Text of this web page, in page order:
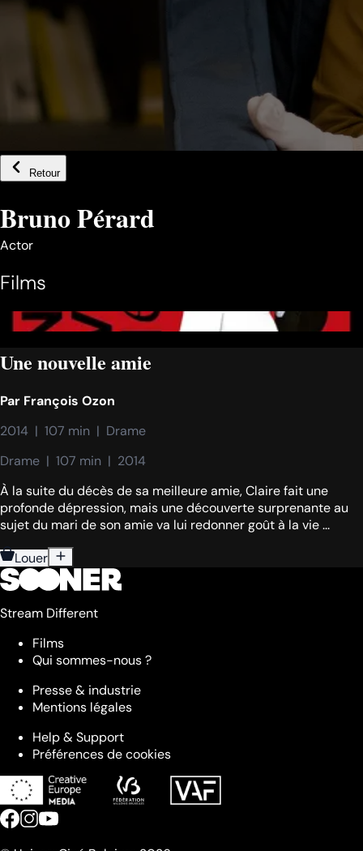
Retour
Bruno Pérard
Actor
Films
Une nouvelle amie
Par François Ozon
2014  |  107 min  |  Drame
Drame  |  107 min  |  2014
À la suite du décès de sa meilleure amie, Claire fait une
profonde dépression, mais une découverte surprenante au
sujet du mari de son amie va lui redonner goût à la vie ...
Louer
Stream Different
Films
Qui sommes-nous ?
Presse & industrie
Mentions légales
Help & Support
Préférences de cookies